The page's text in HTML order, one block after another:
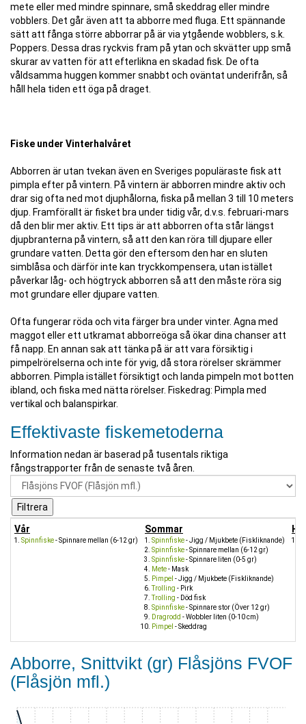
mete eller med mindre spinnare, små skeddrag eller mindre
vobblers. Det går även att ta abborre med fluga. Ett spännande
sätt att fånga större abborrar på är via ytgående wobblers, s.k.
Poppers. Dessa dras ryckvis fram på ytan och skvätter upp små
skurar av vatten för att efterlikna en skadad fisk. De ofta
våldsamma huggen kommer snabbt och oväntat underifrån, så
håll hela tiden ett öga på draget.
Fiske under Vinterhalvåret
Abborren är utan tvekan även en Sveriges populäraste fisk att
pimpla efter på vintern. På vintern är abborren mindre aktiv och
drar sig ofta ned mot djuphålorna, fiska på mellan 3 till 10 meters
djup. Framförallt är fisket bra under tidig vår, d.v.s. februari-mars
då den blir mer aktiv. Ett tips är att abborren ofta står längst
djupbranterna på vintern, så att den kan röra till djupare eller
grundare vatten. Detta gör den eftersom den har en sluten
simblåsa och därför inte kan tryckkompensera, utan istället
påverkar låg- och högtryck abborren så att den måste röra sig
mot grundare eller djupare vatten.
Ofta fungerar röda och vita färger bra under vinter. Agna med
maggot eller ett utkramat abborreöga så ökar dina chanser att
få napp. En annan sak att tänka på är att vara försiktig i
pimpelrörelserna och inte för yvig, då stora rörelser skrämmer
abborren. Pimpla istället försiktigt och landa pimpeln mot botten
ibland, och fiska med nätta rörelser. Fiskedrag: Pimpla med
vertikal och balanspirkar.
Effektivaste fiskemetoderna
Information nedan är baserad på tusentals riktiga
fångstrapporter från de senaste två åren.
Vår
Spinnfiske- Spinnare mellan (6-12 gr)
Sommar
Spinnfiske- Jigg / Mjukbete (Fiskliknande)
Spinnfiske- Spinnare mellan (6-12 gr)
Spinnfiske- Spinnare liten (0-5 gr)
Mete- Mask
Pimpel - Jigg / Mjukbete (Fiskliknande)
Trolling - Pirk
Trolling - Död fisk
Spinnfiske- Spinnare stor (Över 12 gr)
Dragrodd - Wobbler liten (0-10 cm)
Pimpel - Skeddrag
Abborre, Snittvikt (gr) Flåsjöns FVOF
(Flåsjön mfl.)